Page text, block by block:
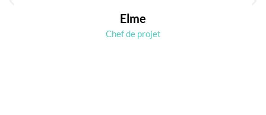
Elme
Chef de projet